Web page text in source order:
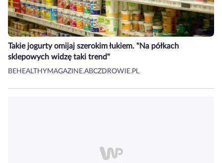
Takie jogurty omijaj szerokim łukiem. "Na półkach
sklepowych widzę taki trend"
BEHEALTHYMAGAZINE.ABCZDROWIE.PL